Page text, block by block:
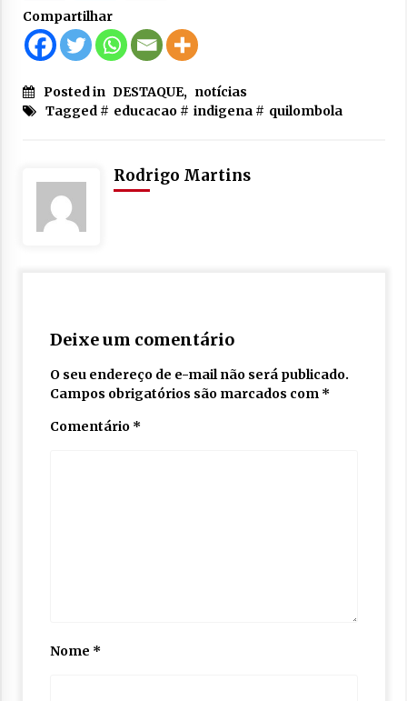
Compartilhar
Posted in DESTAQUE, notícias
Tagged # educacao# indigena# quilombola
Rodrigo Martins
Deixe um comentário
O seu endereço de e-mail não será publicado.
Campos obrigatórios são marcados com *
Comentário *
Nome *